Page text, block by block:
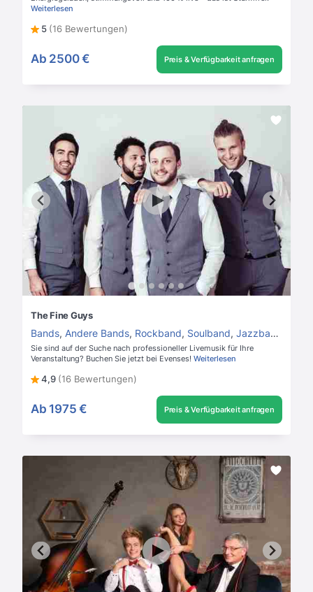
Weiterlesen
5 (16 Bewertungen)
Ab 2500 € Preis & Verfügbarkeit anfragen
The Fine Guys
Bands, Andere Bands, Rockband, Soulband, Jazzband
Sie sind auf der Suche nach professioneller Livemusik für Ihre
Veranstaltung? Buchen Sie jetzt bei Evenses! Weiterlesen
4,9 (16 Bewertungen)
Ab 1975 € Preis & Verfügbarkeit anfragen